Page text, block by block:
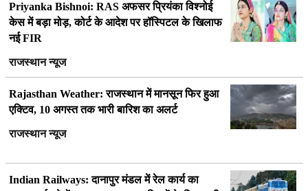
Priyanka Bishnoi: RAS अफसर प्रियंका विश्नोई
केस में बड़ा मोड़, कोर्ट के आदेश पर हॉस्पिटल के खिलाफ
नई FIR
राजस्थान न्यूज
Rajasthan Weather: राजस्थान में मानसून फिर हुआ
एक्टिव, 10 अगस्त तक भारी बारिश का अलर्ट
राजस्थान न्यूज
Indian Railways: दानापुर मंडल में रेल कार्य का